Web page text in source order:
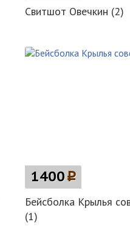
Свитшот Овечкин (2)
1400p
Бейсболка Крылья
(1)